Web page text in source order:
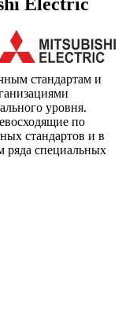
стандартам и
уровня.
по
стандартов и в
ряда специальных